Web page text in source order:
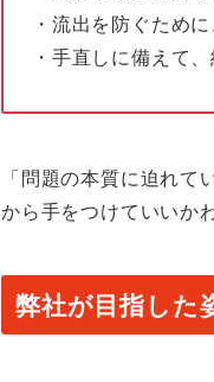
・流出を防ぐため
・手直しに備えて
「問題の本質に迫れ
から手をつけていいか
弊社が目指した